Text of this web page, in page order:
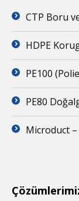
CTP Boru
HDPE
PE100
PE80
Microduct